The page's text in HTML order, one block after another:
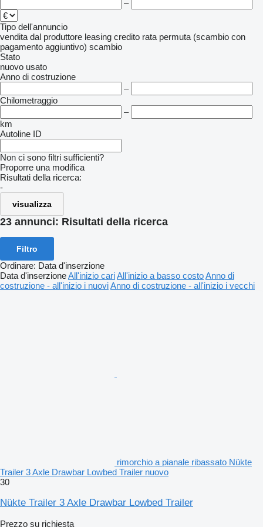
nostra linea di produzione per ottenere saldature perfette, alta
resistenza e lunga durata dei prodotti. Rivestimenti anticorrosivi,
sistemi di verniciatura automatici e tecnologie di sospensione
pneumatica ci consentono di offrire ai nostri clienti prestazioni e
durabilità al top.
________________________________________
La Nostra Missione e Visione
✅ La nostra missione: Fornire al settore della logistica e dei
trasporti soluzioni di rimorchi sicure ed efficienti, realizzate con
✅ La nostra visione: Diventare un marchio mondiale emergente
dalla Turchia e guidare il settore con design innovativi di
rimorchi.
✔ Crescita sui mercati internazionali: Costruire una rete di
Oriente, Africa e Asia.
–
Tipo dell'annuncio
vendita dal produttore leasing credito rata permuta (scambio con
pagamento aggiuntivo) scambio
Stato
nuovo usato
Anno di costruzione
–
Chilometraggio
–
km
Autoline ID
Non ci sono filtri sufficienti?
Proporre una modifica
Risultati della ricerca:
-
visualizza
23 annunci: Risultati della ricerca
Filtro
Ordinare: Data d'inserzione
Data d'inserzioneAll'inizio cariAll'inizio a basso costoAnno di
costruzione - all'inizio i nuoviAnno di costruzione - all'inizio i vecchi
rimorchio a pianale ribassato Nükte
Trailer 3 Axle Drawbar Lowbed Trailer nuovo
30
Nükte Trailer 3 Axle Drawbar Lowbed Trailer
Prezzo su richiesta